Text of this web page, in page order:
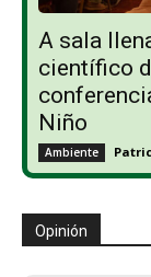
A sala
científico
Niño
Ambiente
Opinión